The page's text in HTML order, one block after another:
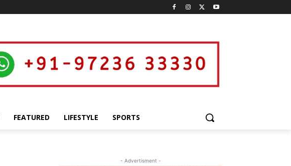
FEATURED LIFESTYLE SPORTS
- Advertisment -